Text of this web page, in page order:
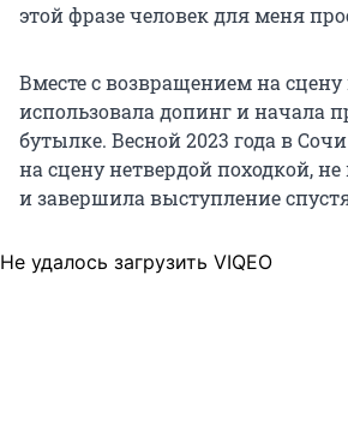
этой фразе человек для меня
Вместе с возвращением на
использовала допинг и начала
бутылке. Весной 2023 года в
на сцену нетвердой походкой,
и завершила выступление
Не удалось загрузить VIQEO